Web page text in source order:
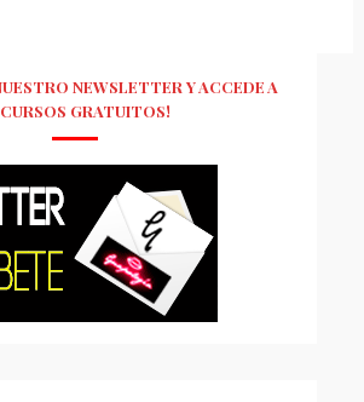
NEWSLETTER Y ACCEDE A
GRATUITOS!